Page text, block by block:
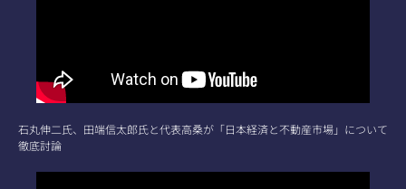
石丸伸二氏、田端信太郎氏と代表高桑が「日本経済と不動産市場」について
徹底討論